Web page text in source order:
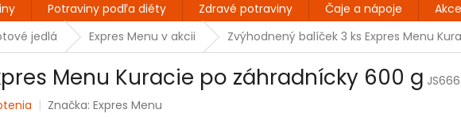
Potraviny podľa diéty Zdravé potraviny Čaje a nápoje Akce
jedlá Expres Menu v akcii Zvýhodnený balíček 3 ks Expres Menu
Menu Kuracie po záhradnícky 600 g
Značka: Expres Menu